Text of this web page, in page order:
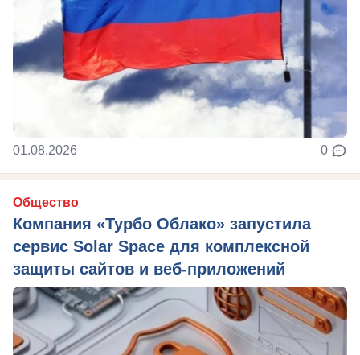
01.08.2026 0
Общество
Компания «Турбо Облако» запустила
сервис Solar Space для комплексной
защиты сайтов и веб-приложений